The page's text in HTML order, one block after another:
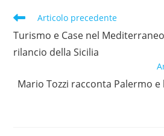
Articolo precedente
Turismo e Case nel
rilancio della Sicilia
Mario Tozzi racconta Palermo e